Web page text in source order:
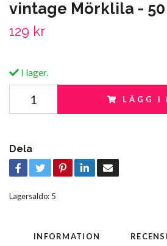
vintage Mörklila - 50
129 kr
I lager.
LÄGG I
Dela
Lagersaldo: 5
INFORMATION